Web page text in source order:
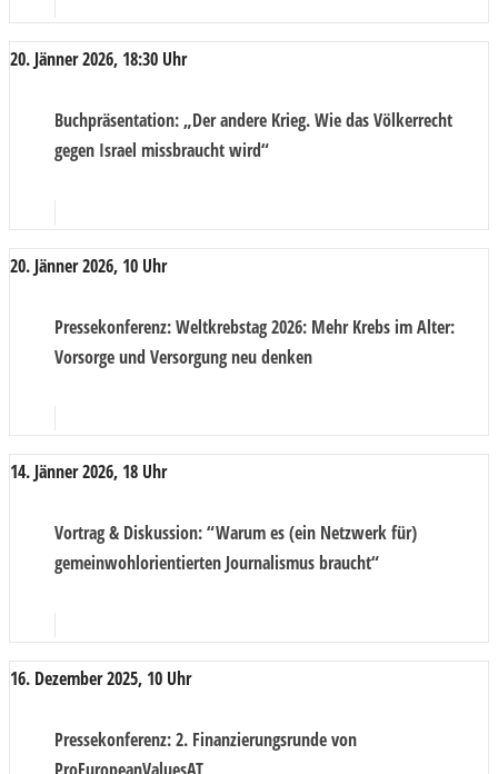
20. Jänner 2026, 18:30 Uhr
Buchpräsentation: „Der andere Krieg. Wie das Völkerrecht
gegen Israel missbraucht wird“
20. Jänner 2026, 10 Uhr
Pressekonferenz: Weltkrebstag 2026: Mehr Krebs im Alter:
Vorsorge und Versorgung neu denken
14. Jänner 2026, 18 Uhr
Vortrag & Diskussion: “Warum es (ein Netzwerk für)
gemeinwohlorientierten Journalismus braucht“
16. Dezember 2025, 10 Uhr
Pressekonferenz: 2. Finanzierungsrunde von
ProEuropeanValuesAT